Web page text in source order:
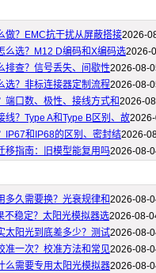
做？EMC抗干扰从屏蔽搭接2026-
么选？M12 D编码和X编码选2026-
排查？信号丢失、间歇性2026-08-
选？非标连接器定制流程2026-08-
端口数、极性、接线方式和2026-
线？Type A和Type B区别、故
IP67和IP68的区别、密封结2026-
移指南：旧模型能复用吗2026-08-
多久需要换？光衰规律和2026-08-
不稳定？太阳光模拟器选2026-08-
太阳光到底差多少？测试2026-08-
准一次？校准方法和常见2026-08-
么需要专用太阳光模拟器2026-08-